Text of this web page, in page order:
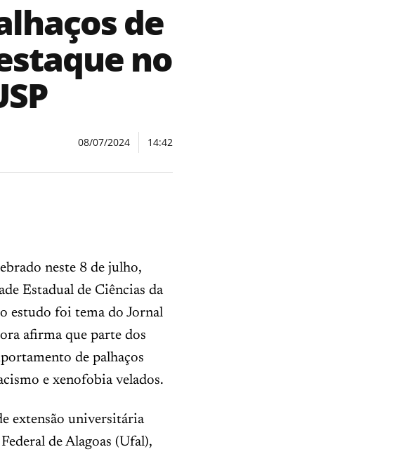
de
no
08/07/2024 14:42
neste 8 de julho,
Estadual de Ciências da
estudo foi tema do Jornal
afirma que parte dos
de palhaços
e xenofobia velados.
extensão universitária
de Alagoas (Ufal),